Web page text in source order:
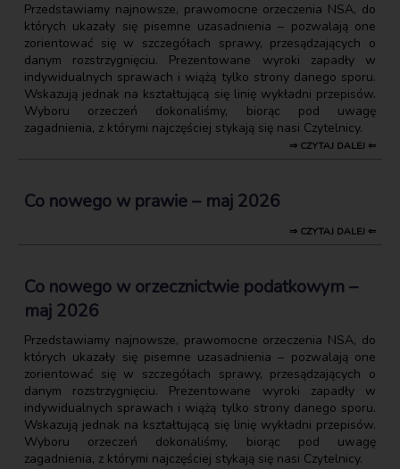
Przedstawiamy najnowsze, prawomocne orzeczenia NSA, do
których ukazały się pisemne uzasadnienia – pozwalają one
zorientować się w szczegółach sprawy, przesądzających o
danym rozstrzygnięciu. Prezentowane wyroki zapadły w
indywidualnych sprawach i wiążą tylko strony danego sporu.
Wskazują jednak na kształtującą się linię wykładni przepisów.
Wyboru orzeczeń dokonaliśmy, biorąc pod uwagę
zagadnienia, z którymi najczęściej stykają się nasi Czytelnicy.
⇒ CZYTAJ DALEJ ⇐
Co nowego w prawie – maj 2026
⇒ CZYTAJ DALEJ ⇐
Co nowego w orzecznictwie podatkowym –
maj 2026
Przedstawiamy najnowsze, prawomocne orzeczenia NSA, do
których ukazały się pisemne uzasadnienia – pozwalają one
zorientować się w szczegółach sprawy, przesądzających o
danym rozstrzygnięciu. Prezentowane wyroki zapadły w
indywidualnych sprawach i wiążą tylko strony danego sporu.
Wskazują jednak na kształtującą się linię wykładni przepisów.
Wyboru orzeczeń dokonaliśmy, biorąc pod uwagę
zagadnienia, z którymi najczęściej stykają się nasi Czytelnicy.